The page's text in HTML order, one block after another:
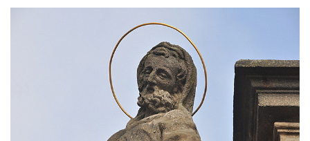
Sloup se sochou Anny Samotřetí v Mostě
Sloup Panny Marie v Černovicích u
Sloup se sochou Krista v České Lípě
Sloup Nejsvětější trojice náměstí Tomáše
Garrigue Masaryka v České Lípě